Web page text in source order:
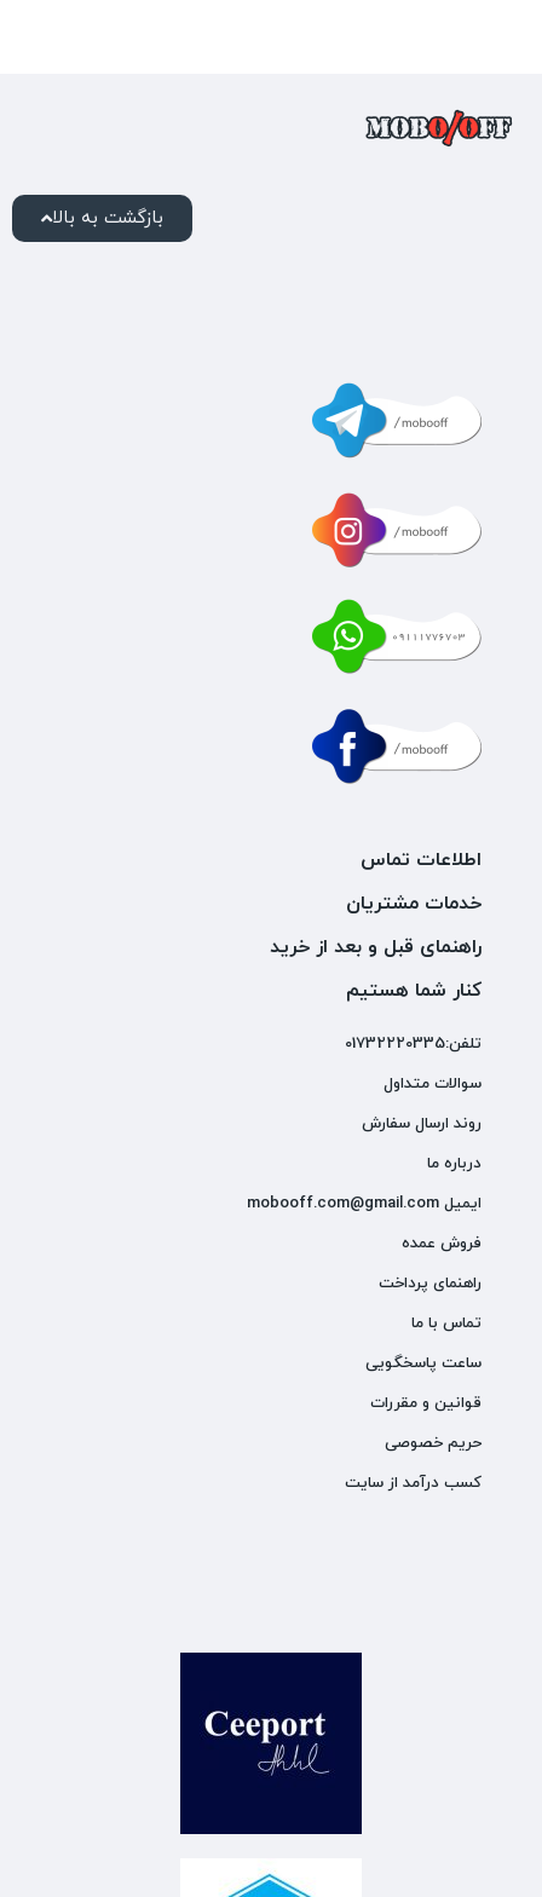
بازگشت به بالا
اطلاعات تماس
خدمات مشتریان
راهنمای قبل و بعد از خرید
کنار شما هستیم
تلفن:01732220335
سوالات متداول
روند ارسال سفارش
درباره ما
ایمیل mobooff.com@gmail.com
فروش عمده
راهنمای پرداخت
تماس با ما
ساعت پاسخگویی
قوانین و مقررات
حریم خصوصی
کسب درآمد از سایت